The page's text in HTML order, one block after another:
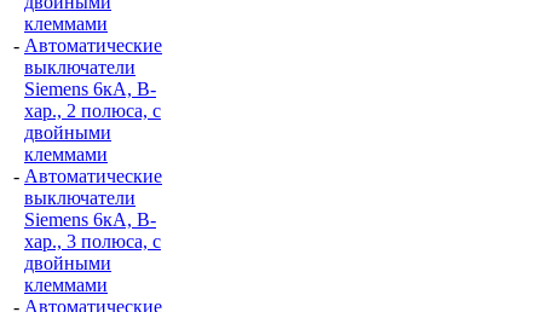
клеммами
- Автоматические
выключатели
Siemens 6кА, B-
хар., 2 полюса, с
двойными
клеммами
- Автоматические
выключатели
Siemens 6кА, B-
хар., 3 полюса, с
двойными
клеммами
- Автоматические